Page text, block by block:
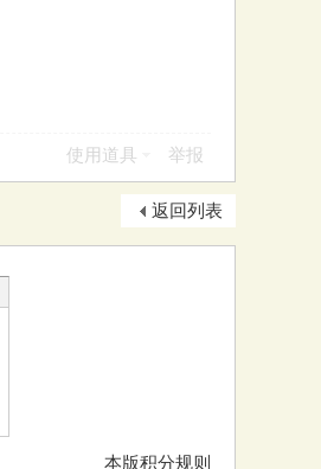
使用道具 举报
返回列表
本版积分规则